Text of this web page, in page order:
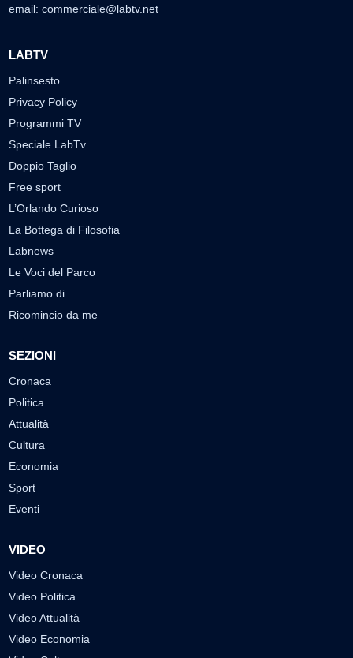
email: commerciale@labtv.net
LABTV
Palinsesto
Privacy Policy
Programmi TV
Speciale LabTv
Doppio Taglio
Free sport
L’Orlando Curioso
La Bottega di Filosofia
Labnews
Le Voci del Parco
Parliamo di…
Ricomincio da me
SEZIONI
Cronaca
Politica
Attualità
Cultura
Economia
Sport
Eventi
VIDEO
Video Cronaca
Video Politica
Video Attualità
Video Economia